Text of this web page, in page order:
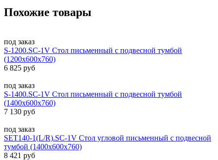
Похожие товары
под заказ
S-1200.SC-1V Стол письменный с подвесной тумбой
(1200х600х760)
6 825 руб
под заказ
S-1400.SC-1V Стол письменный с подвесной тумбой
(1400х600х760)
7 130 руб
под заказ
SET140-1(L/R).SC-1V Стол угловой письменный с подвесной
тумбой (1400х600х760)
8 421 руб